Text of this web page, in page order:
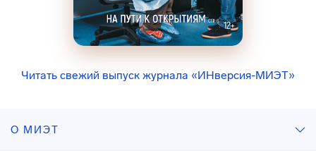
Читать свежий выпуск журнала «ИНверсия-МИЭТ»
О МИЭТ